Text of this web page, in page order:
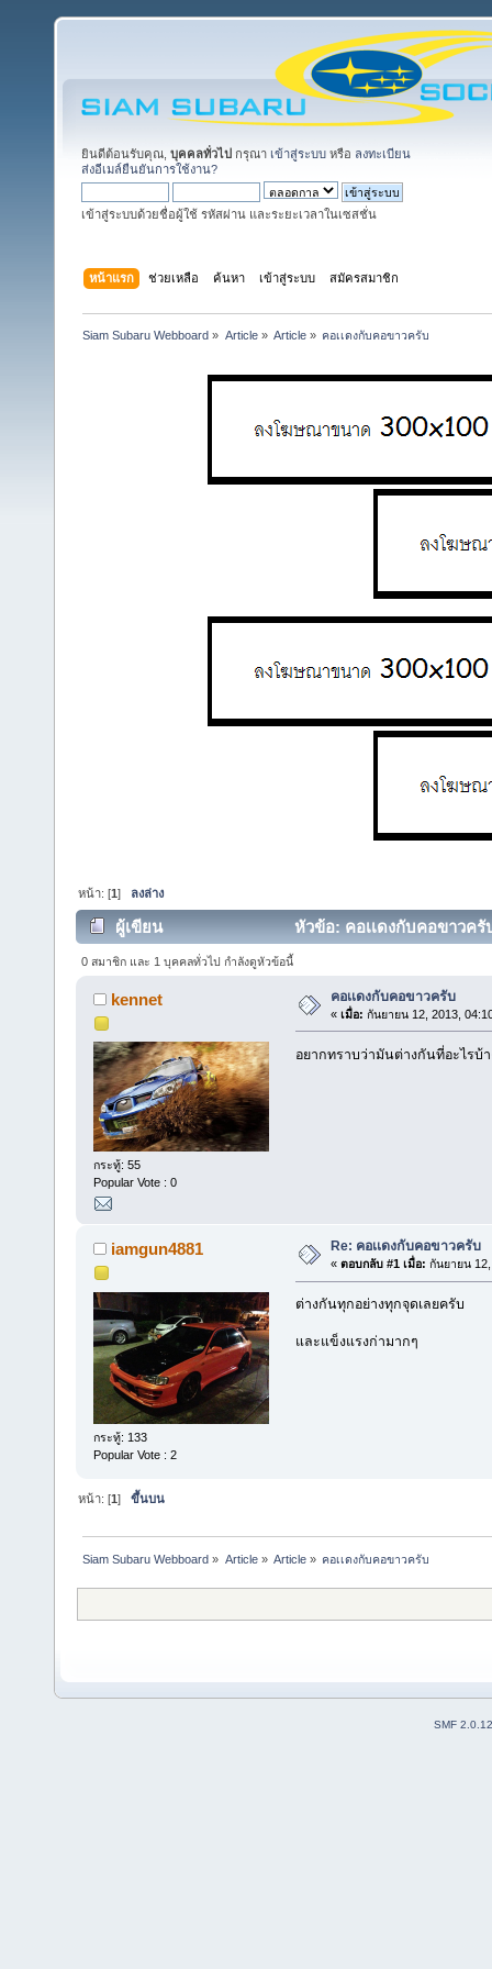
ยินดีต้อนรับคุณ, บุคคลทั่วไป กรุณา เข้าสู่ระบบ หรือ ลงทะเบียน
ส่งอีเมล์ยืนยันการใช้งาน?
เข้าสู่ระบบด้วยชื่อผู้ใช้ รหัสผ่าน และระยะเวลาในเซสชั่น
หน้าแรก ช่วยเหลือ ค้นหา เข้าสู่ระบบ สมัครสมาชิก
Siam Subaru Webboard » Article» Article» คอเเดงกับคอขาวครับ
หน้า: [1] ลงล่าง
ผู้เขียน หัวข้อ: คอเเดงกับคอขาวครั
0 สมาชิก และ 1 บุคคลทั่วไป กำลังดูหัวข้อนี้
kennet
กระทู้: 55
Popular Vote : 0
คอเเดงกับคอขาวครับ
« เมื่อ: กันยายน 12, 2013,
อยากทราบว่ามันต่างกันที่อะไรบ้
iamgun4881
กระทู้: 133
Popular Vote : 2
Re: คอเเดงกับคอขาวครับ
« ตอบกลับ #1 เมื่อ: กันยายน
ต่างกันทุกอย่างทุกจุดเลยครับ
และแข็งแรงก่ามากๆ
หน้า: [1]ขึ้นบน
Siam Subaru Webboard » Article» Article» คอเเดงกับคอขาวครับ
SMF 2.0.12